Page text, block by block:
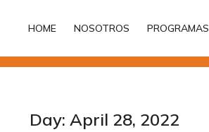
HOME NOSOTROS PROGRAMAS
Day: April 28, 2022